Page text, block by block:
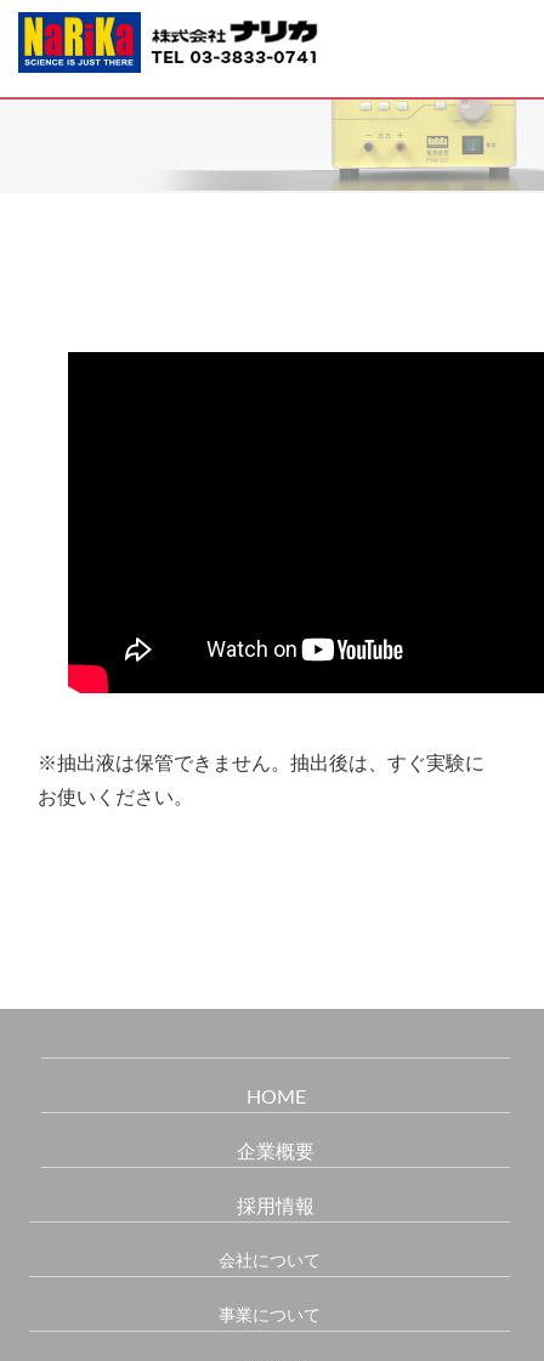
G40-5716 赤しそ（pH指示薬）10g
※抽出液は保管できません。抽出後は、すぐ実験に
お使いください。
HOME
企業概要
採用情報
会社について
事業について